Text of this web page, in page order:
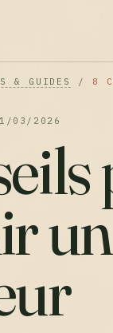
& GUIDES / 8
03/2026